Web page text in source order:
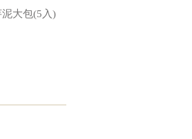
大包(5入)